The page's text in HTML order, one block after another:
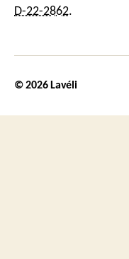
D-22-2862.
© 2026 Lavéli